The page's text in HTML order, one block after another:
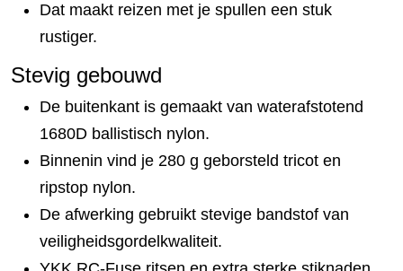
Dat maakt reizen met je spullen een stuk
rustiger.
Stevig gebouwd
De buitenkant is gemaakt van waterafstotend
1680D ballistisch nylon.
Binnenin vind je 280 g geborsteld tricot en
ripstop nylon.
De afwerking gebruikt stevige bandstof van
veiligheidsgordelkwaliteit.